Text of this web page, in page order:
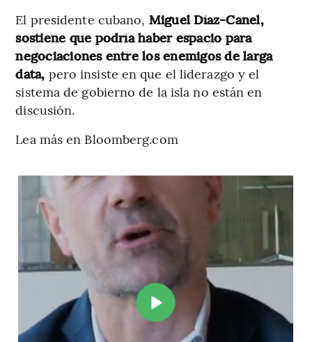
El presidente cubano, Miguel Díaz-Canel,
sostiene que podría haber espacio para
negociaciones entre los enemigos de larga
data, pero insiste en que el liderazgo y el
sistema de gobierno de la isla no están en
discusión.
Lea más en Bloomberg.com